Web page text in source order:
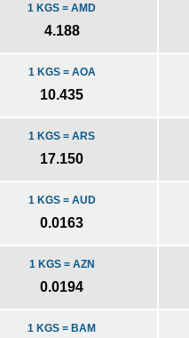
1 KGS = AMD
4.188
1 KGS = AOA
10.435
1 KGS = ARS
17.150
1 KGS = AUD
0.0163
1 KGS = AZN
0.0194
1 KGS = BAM